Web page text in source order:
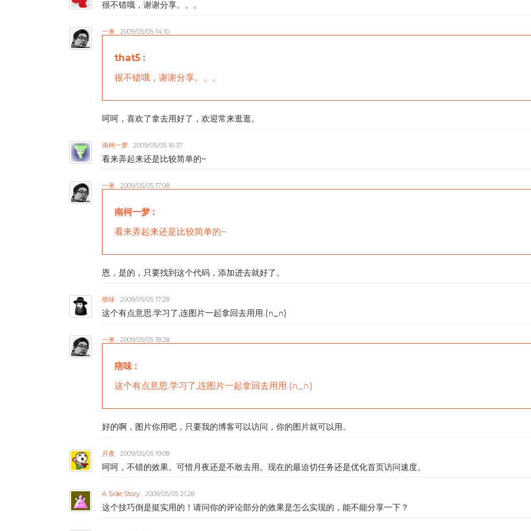
很不错哦，谢谢分享。。。
一米 2009/05/05 14:10
that5 :
很不错哦，谢谢分享。。。
呵呵，喜欢了拿去用好了，欢迎常来逛逛。
南柯一梦 2009/05/05 16:37
看来弄起来还是比较简单的~
一米 2009/05/05 17:08
南柯一梦 :
看来弄起来还是比较简单的~
恩，是的，只要找到这个代码，添加进去就好了。
痞味 2009/05/05 17:28
这个有点意思.学习了,连图片一起拿回去用用.(∩_∩)
一米 2009/05/05 18:28
痞味 :
这个有点意思.学习了,连图片一起拿回去用用.(∩_∩)
好的啊，图片你用吧，只要我的博客可以访问，你的图片就可以用。
月夜 2009/05/05 19:08
呵呵，不错的效果。可惜月夜还是不敢去用。现在的最迫切任务还是优化首页访问速度。
A Side Story 2009/05/05 21:28
这个技巧倒是挺实用的！请问你的评论部分的效果是怎么实现的，能不能分享一下？